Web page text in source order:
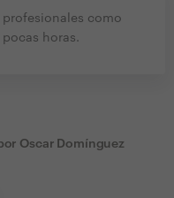
profesionales como
pocas horas.
Oscar Domínguez